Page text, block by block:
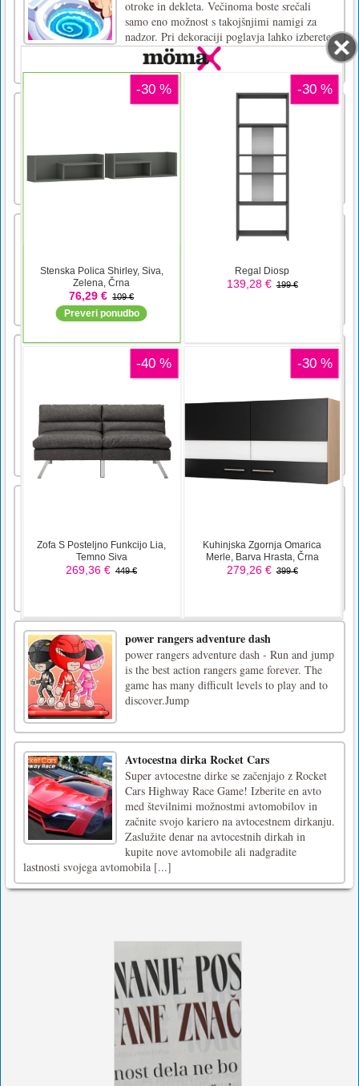
otroke in dekleta. Večinoma boste srečali
samo eno možnost s takojšnjimi namigi za
nadzor. Pri dekoraciji poglavja lahko izberete
različne kombinacije za vsakega otroka, ki ga
Mahjong veriga
Priključite dve enaki ploščici Mahjong. Enake
ploščice povežite s potjo, ki nima več kot
dveh zavojev 90 stopinj.
novo sobo, pridi pomagat Brebieju hitro
oblikovati sobo v sanjah!miška
KOGAMA Adopt Me
Adopt a pet and play some mini games W —
Move forward.S — Move backward.A —
Move left.D — Move right.Space — Jump.K
— Respawn.Left Mouse Button — Shoot.Left
Mouse + hold - Delete cubes (some)V —
Drop the weapon.E — Use item.Q — Holster
weapon.Esc or M — Menu/Quit. [...]
Spoznajte in vozite različne avtomobile,
igrajte vloge, uživajte v domiselnih
dejavnostih! Vroom, vroom! Vaš avto je
power rangers adventure dash
power rangers adventure dash - Run and jump
is the best action rangers game forever. The
game has many difficult levels to play and to
discover.Jump
Avtocestna dirka Rocket Cars
Super avtocestne dirke se začenjajo z Rocket
Cars Highway Race Game! Izberite en avto
med številnimi možnostmi avtomobilov in
začnite svojo kariero na avtocestnem dirkanju.
Zaslužite denar na avtocestnih dirkah in
kupite nove avtomobile ali nadgradite
lastnosti svojega avtomobila [...]